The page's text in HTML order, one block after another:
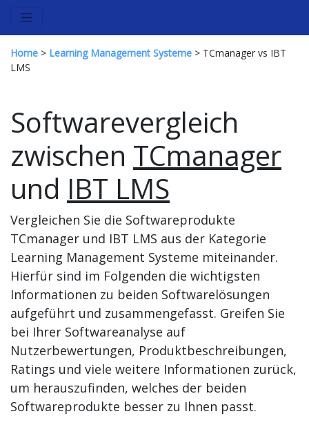
Home > Learning Management Systeme > TCmanager vs IBT
LMS
Softwarevergleich
zwischen TCmanager
und IBT LMS
Vergleichen Sie die Softwareprodukte
TCmanager und IBT LMS aus der Kategorie
Learning Management Systeme miteinander.
Hierfür sind im Folgenden die wichtigsten
Informationen zu beiden Softwarelösungen
aufgeführt und zusammengefasst. Greifen Sie
bei Ihrer Softwareanalyse auf
Nutzerbewertungen, Produktbeschreibungen,
Ratings und viele weitere Informationen zurück,
um herauszufinden, welches der beiden
Softwareprodukte besser zu Ihnen passt.